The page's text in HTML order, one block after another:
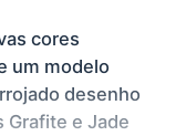
cores
um modelo
desenho
Grafite e Jade